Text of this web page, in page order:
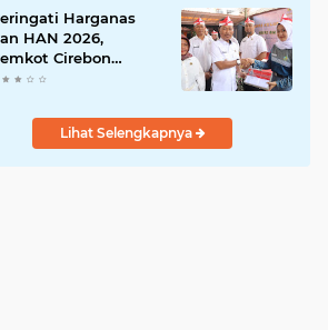
Harganas
HAN 2026,
Cirebon
Komitmen
Lihat Selengkapnya